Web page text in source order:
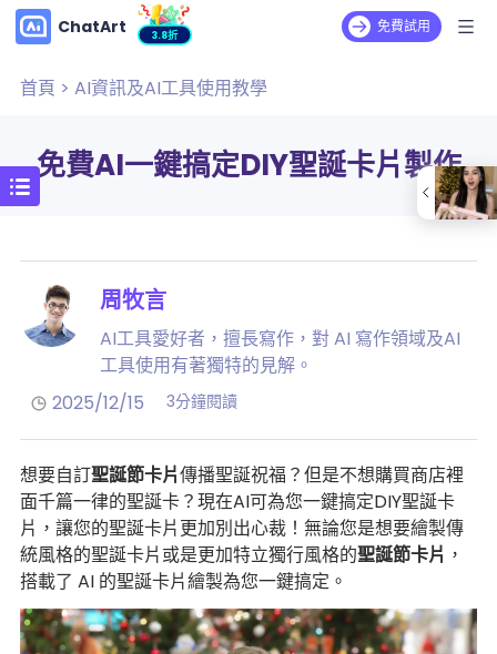
ChatArt 3.8折 免費試用
首頁 > AI資訊及AI工具使用教學
免費AI一鍵搞定DIY聖誕卡片製作
周牧言
AI工具愛好者，擅長寫作，對 AI 寫作領域及AI
工具使用有著獨特的見解。
2025/12/15
3分鐘閱讀
想要自訂聖誕節卡片傳播聖誕祝福？但是不想購買商店裡
面千篇一律的聖誕卡？現在AI可為您一鍵搞定DIY聖誕卡
片，讓您的聖誕卡片更加別出心裁！無論您是想要繪製傳
統風格的聖誕卡片或是更加特立獨行風格的聖誕節卡片 ，
搭載了 AI 的聖誕卡片繪製為您一鍵搞定。